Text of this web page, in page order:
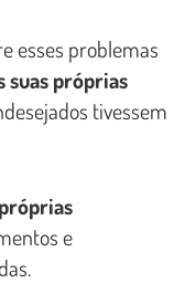
esses problemas
suas próprias
tivessem
e